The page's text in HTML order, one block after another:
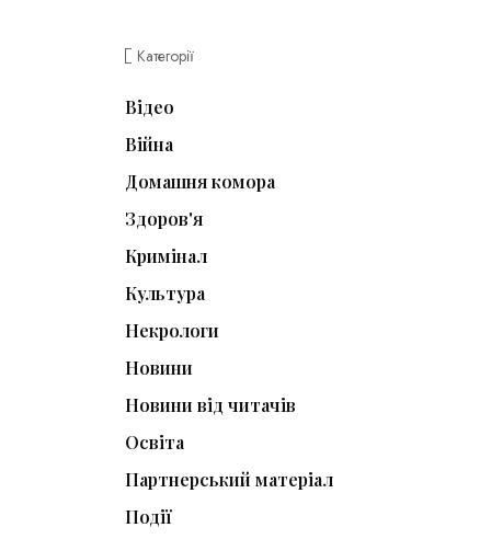
Категорії
Відео
Війна
Домашня комора
Здоров'я
Кримінал
Культура
Некрологи
Новини
Новини від читачів
Освіта
Партнерський матеріал
Події